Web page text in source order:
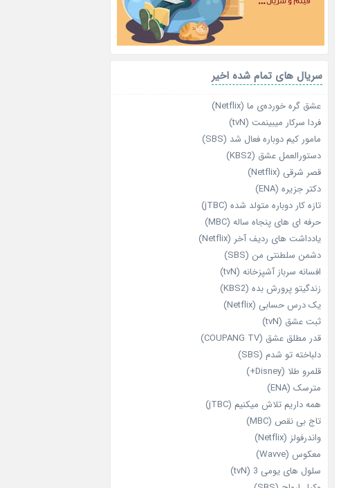
سریال های تمام شده اخیر
عشق گره خورده‌ی ما (Netflix)
فردا سرکار میبینمت (tvN)
مامور کیم دوباره فعال شد (SBS)
دستورالعمل عشق (KBS2)
قصر شرقی (Netflix)
دکتر جزیره (ENA)
تازه‌ کار دوباره‌ متولد شده (jTBC)
حرفه‌ ای‌ های پنجاه‌ ساله (MBC)
یادداشت‌ های ردیف آخر (Netflix)
دشمن سلطنتی من (SBS)
افسانه سرباز آشپزخانه (tvN)
زندگیتو پرورش بده (KBS2)
یک درس حسابی (Netflix)
ثبت عشق (tvN)
قدر مطلق عشق (COUPANG TV)
دلباخته تو شدم (SBS)
قلمرو طلا (Disney+)
مترسک (ENA)
همه داریم تلاش میکنیم (jTBC)
تاج بی‌ نقص (MBC)
واندرفولز (Netflix)
معکوس (Wavve)
سلول های یومی 3 (tvN)